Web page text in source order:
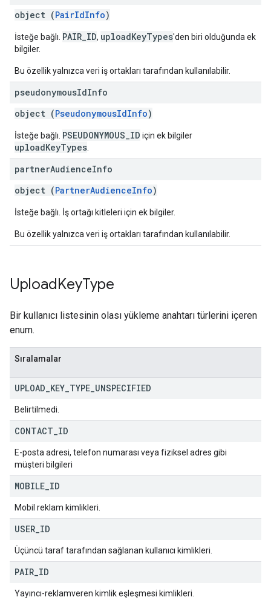
object (PairIdInfo)
İsteğe bağlı. PAIR_ID, uploadKeyTypes'den biri olduğunda ek
bilgiler.
Bu özellik yalnızca veri iş ortakları tarafından kullanılabilir.
pseudonymousIdInfo
object (PseudonymousIdInfo)
İsteğe bağlı. PSEUDONYMOUS_ID için ek bilgiler
uploadKeyTypes
partnerAudienceInfo
object (PartnerAudienceInfo)
İsteğe bağlı. İş ortağı kitleleri için ek bilgiler.
Bu özellik yalnızca veri iş ortakları tarafından kullanılabilir.
UploadKeyType
Bir kullanıcı listesinin olası yükleme anahtarı türlerini içeren
enum.
Sıralamalar
UPLOAD KEY TYPE UNSPECIFIED
Belirtilmedi.
CONTACT ID
E-posta adresi, telefon numarası veya fiziksel adres gibi
müşteri bilgileri
MOBILE ID
Mobil reklam kimlikleri.
USER ID
Üçüncü taraf tarafından sağlanan kullanıcı kimlikleri.
PAIR ID
Yayıncı-reklamveren kimlik eşleşmesi kimlikleri.